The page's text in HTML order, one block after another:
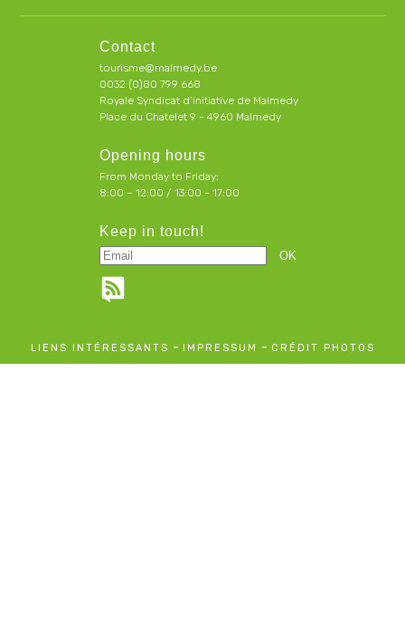
Contact
tourisme@malmedy.be
0032 (0)80 799 668
Royale Syndicat d’initiative de Malmedy
Place du Chatelet 9 - 4960 Malmedy
Opening hours
From Monday to Friday:
8:00 – 12:00 / 13:00 - 17:00
Keep in touch!
LIENS INTÉRESSANTS - IMPRESSUM - CRÉDIT PHOTOS